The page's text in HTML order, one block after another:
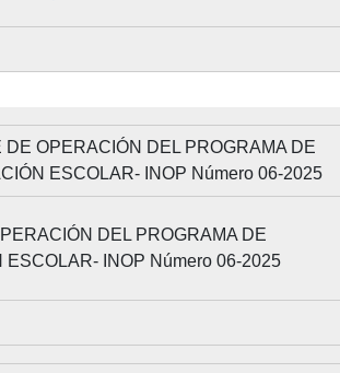
DE OPERACIÓN DEL PROGRAMA DE
ESCOLAR- INOP Número 06-2025
DEL PROGRAMA DE
ESCOLAR- INOP Número 06-2025